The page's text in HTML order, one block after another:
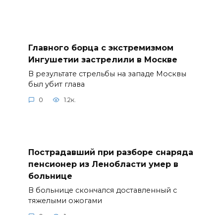
Главного борца с экстремизмом
Ингушетии застрелили в Москве
В результате стрельбы на западе Москвы
был убит глава
0 1.2к.
Пострадавший при разборе снаряда
пенсионер из Ленобласти умер в
больнице
В больнице скончался доставленный с
тяжелыми ожогами